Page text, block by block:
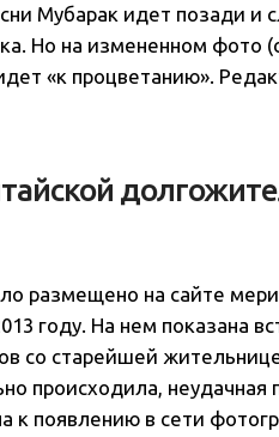
Мубарак идет позади и
Но на измененном фото
«к процветанию».
размещено на сайте
году. На нем показана
со старейшей
происходила, неудачная
к появлению в сети